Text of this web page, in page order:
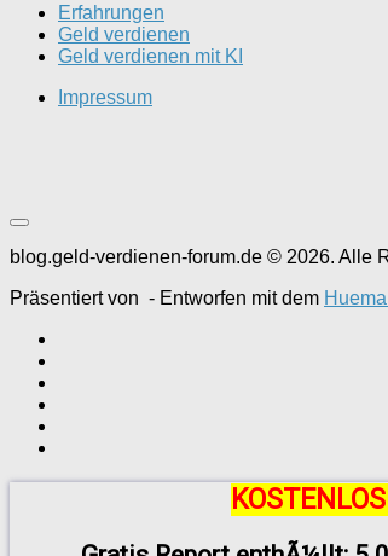
Erfahrungen
Geld verdienen
Geld verdienen mit KI
Impressum
blog.geld-verdienen-forum.de © 2026. Alle
Präsentiert von - Entworfen mit dem